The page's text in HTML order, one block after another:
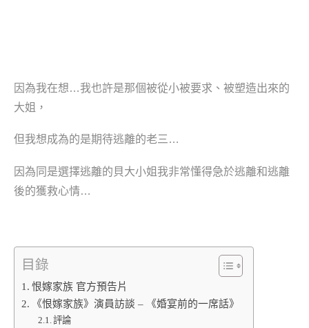
因為我在想…我也許是那個被從小被要求、被塑造出來的
大姐，
但我想成為的是期待逃離的老三…
因為同是選擇逃離的貝大小姐我非常懂得急於逃離和逃離
後的獲救心情…
目錄
恨嫁家族 官方預告片
《恨嫁家族》演員訪談 – 《婚宴前的一席話》
評論